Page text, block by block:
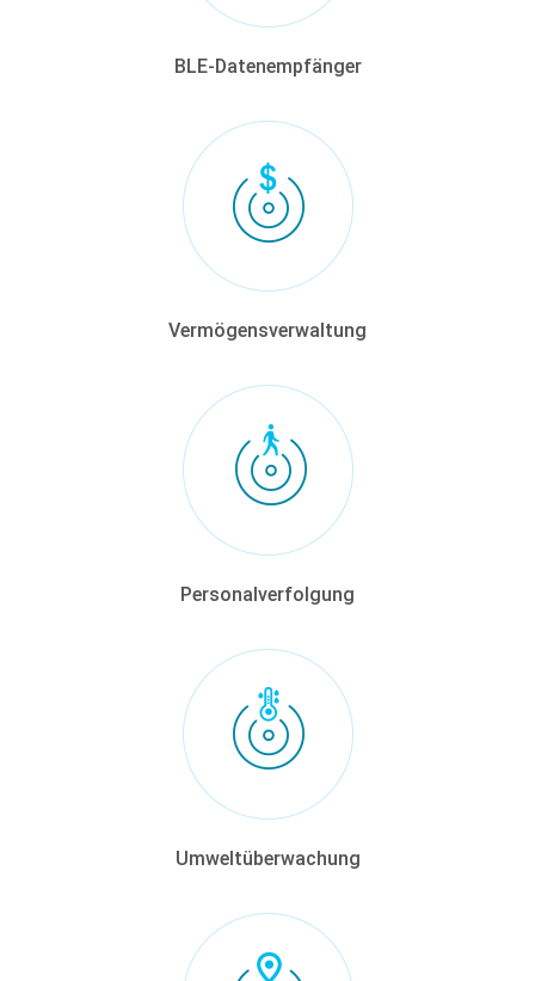
BLE-Datenempfänger
Vermögensverwaltung
Personalverfolgung
Umweltüberwachung